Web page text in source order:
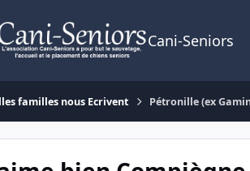
Cani-Seniors
familles nous Ecrivent Pétronille (ex